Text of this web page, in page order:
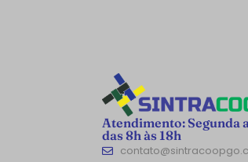
Atendimento: Segunda
das 8h às 18h